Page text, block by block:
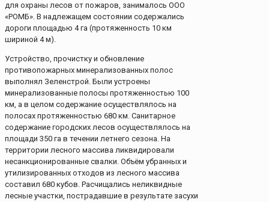
для охраны лесов от пожаров, занималось ООО
«РОМБ». В надлежащем состоянии содержались
дороги площадью 4 га (протяженность 10 км
шириной 4 м).
Устройство, прочистку и обновление
противопожарных минерализованных полос
выполнял Зеленстрой. Были устроены
минерализованные полосы протяженностью 100
км, а в целом содержание осуществлялось на
полосах протяженностью 680 км. Санитарное
содержание городских лесов осуществлялось на
площади 350 га в течении летнего сезона. На
территории лесного массива ликвидировали
несанкционированные свалки. Объём убранных и
утилизированных отходов из лесного массива
составил 680 кубов. Расчищались неликвидные
лесные участки, пострадавшие в результате засухи